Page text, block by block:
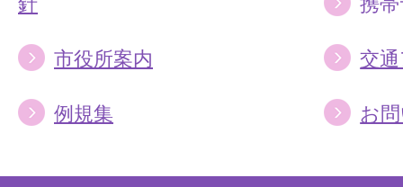
市役所案内 交
例規集 お